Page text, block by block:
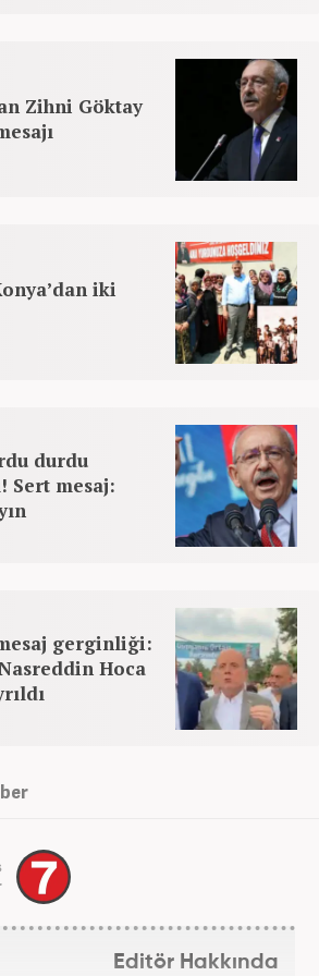
Zihni Göktay
iki
durdu
Sert mesaj:
gerginliği:
Hoca
Editör Hakkında